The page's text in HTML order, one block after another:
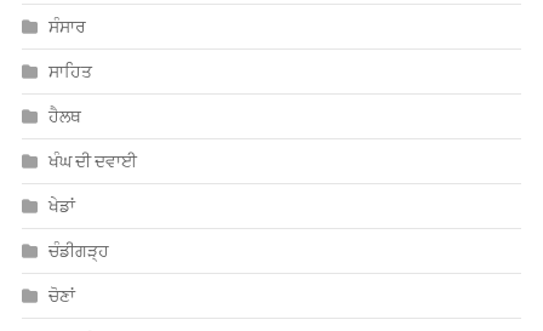
ਸੰਸਾਰ
ਸਾਹਿਤ
ਹੈਲਥ
ਖੰਘ ਦੀ ਦਵਾਈ
ਖੇਡਾਂ
ਚੰਡੀਗੜ੍ਹ
ਚੋਣਾਂ